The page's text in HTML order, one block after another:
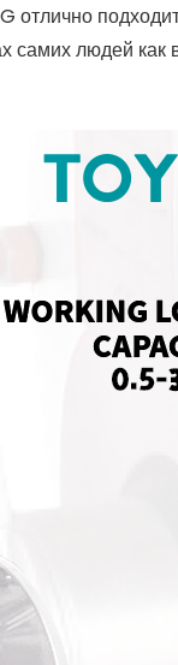
отлично
самих людей как